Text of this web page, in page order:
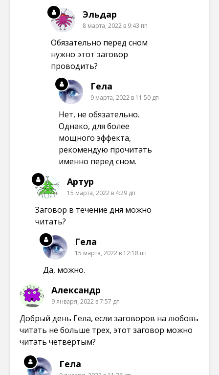
Эльдар
8 марта, 2022 в 9:43 пп
Обязательно перед сном
нужно этот заговор
проводить?
Гела
9 марта, 2022 в 11:50 дп
Нет, не обязательно.
Однако, для более
мощного эффекта,
рекомендую прочитать
именно перед сном.
Артур
15 марта, 2022 в 4:29 дп
Заговор в течение дня можно
читать?
Гела
15 марта, 2022 в 12:18 пп
Да, можно.
Александр
9 января, 2022 в 7:57 дп
Добрый день Гела, если заговоров на любовь
читать не больше трех, этот заговор можно
читать четвёртым?
Гела